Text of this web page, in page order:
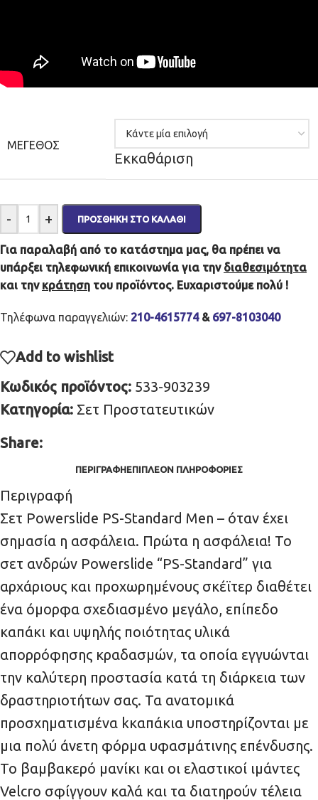
ΜΈΓΕΘΟΣ
Εκκαθάριση
- + ΠΡΟΣΘΉΚΗ ΣΤΟ ΚΑΛΆΘΙ
Για παραλαβή από το κατάστημα μας, θα πρέπει να
υπάρξει τηλεφωνική επικοινωνία για την διαθεσιμότητα
και την κράτηση του προϊόντος. Ευχαριστούμε πολύ !
Τηλέφωνα παραγγελιών: 210-4615774& 697-8103040
Add to wishlist
Κωδικός προϊόντος: 533-903239
Κατηγορία: Σετ Προστατευτικών
Share:
ΠΕΡΙΓΡΑΦΉΕΠΙΠΛΈΟΝ ΠΛΗΡΟΦΟΡΊΕΣ
Περιγραφή
Σετ Powerslide PS-Standard Men – όταν έχει
σημασία η ασφάλεια. Πρώτα η ασφάλεια! Το
σετ ανδρών Powerslide “PS-Standard” για
αρχάριους και προχωρημένους σκέϊτερ διαθέτει
ένα όμορφα σχεδιασμένο μεγάλο, επίπεδο
καπάκι και υψηλής ποιότητας υλικά
απορρόφησης κραδασμών, τα οποία εγγυώνται
την καλύτερη προστασία κατά τη διάρκεια των
δραστηριοτήτων σας. Τα ανατομικά
προσχηματισμένα kκαπάκια υποστηρίζονται με
μια πολύ άνετη φόρμα υφασμάτινης επένδυσης.
Το βαμβακερό μανίκι και οι ελαστικοί ιμάντες
Velcro σφίγγουν καλά και τα διατηρούν τέλεια